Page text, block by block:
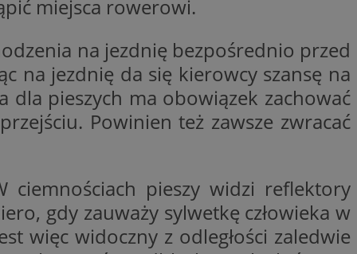
miejsca rowerowi.
na jezdnię bezpośrednio przed
na jezdnię da się kierowcy szansę na
dla pieszych ma obowiązek zachować
Powinien też zawsze zwracać
ciemnościach pieszy widzi reflektory
gdy zauważy sylwetkę człowieka w
więc widoczny z odległości zaledwie
preferencji
na pliki cookie.
do
usługi
losowo
Jest on
i służy do
sesji i kampanii
aby pomóc
/
identyfikuje
aby śledzić
użytkowników i
w
użytkowników i
korzystania z